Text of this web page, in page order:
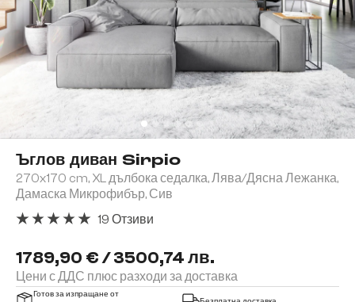
Ъглов диван Sirpio
270x170 cm, XL дълбока седалка, Лява/Дясна Лежанка,
Дамаска Микрофибър, Сив
1789,90 € / 3500,74 лв.
Цени с ДДС плюс разходи за доставка
19 Отзиви
Готов за изпращане от